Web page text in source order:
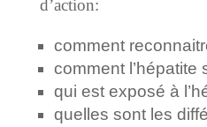
d’action:
comment
comment l’hépatite
qui est exposé à
quelles sont les